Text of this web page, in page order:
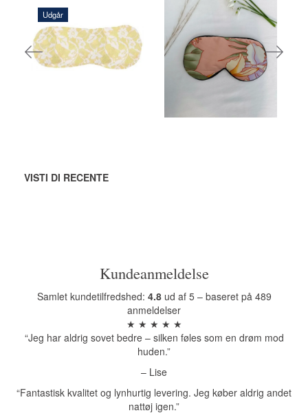
Udgår
108,00 DKK 116,00 DKK
AGGIUNGI
VISTI DI RECENTE
Kundeanmeldelse
Samlet kundetilfredshed: 4.8ud af 5 – baseret på 489
anmeldelser
★ ★ ★ ★ ★
“Jeg har aldrig sovet bedre – silken føles som en drøm mod
huden.”
– Lise
“Fantastisk kvalitet og lynhurtig levering. Jeg køber aldrig andet
nattøj igen.”